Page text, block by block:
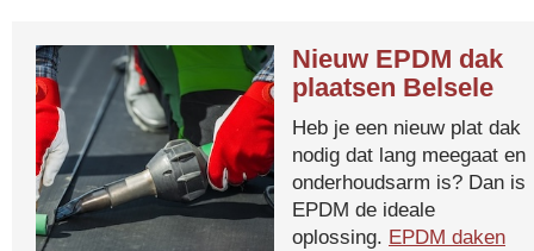
Nieuw EPDM dak
plaatsen Belsele
Heb je een nieuw plat dak
nodig dat lang meegaat en
onderhoudsarm is? Dan is
EPDM de ideale
oplossing. EPDM daken